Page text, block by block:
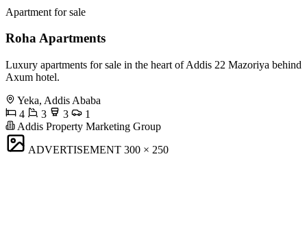
Apartment for sale
Roha Apartments
Luxury apartments for sale in the heart of Addis 22 Mazoriya behind
Axum hotel.
Yeka, Addis Ababa
4
3 3
1
Addis Property Marketing Group
ADVERTISEMENT 300 × 250